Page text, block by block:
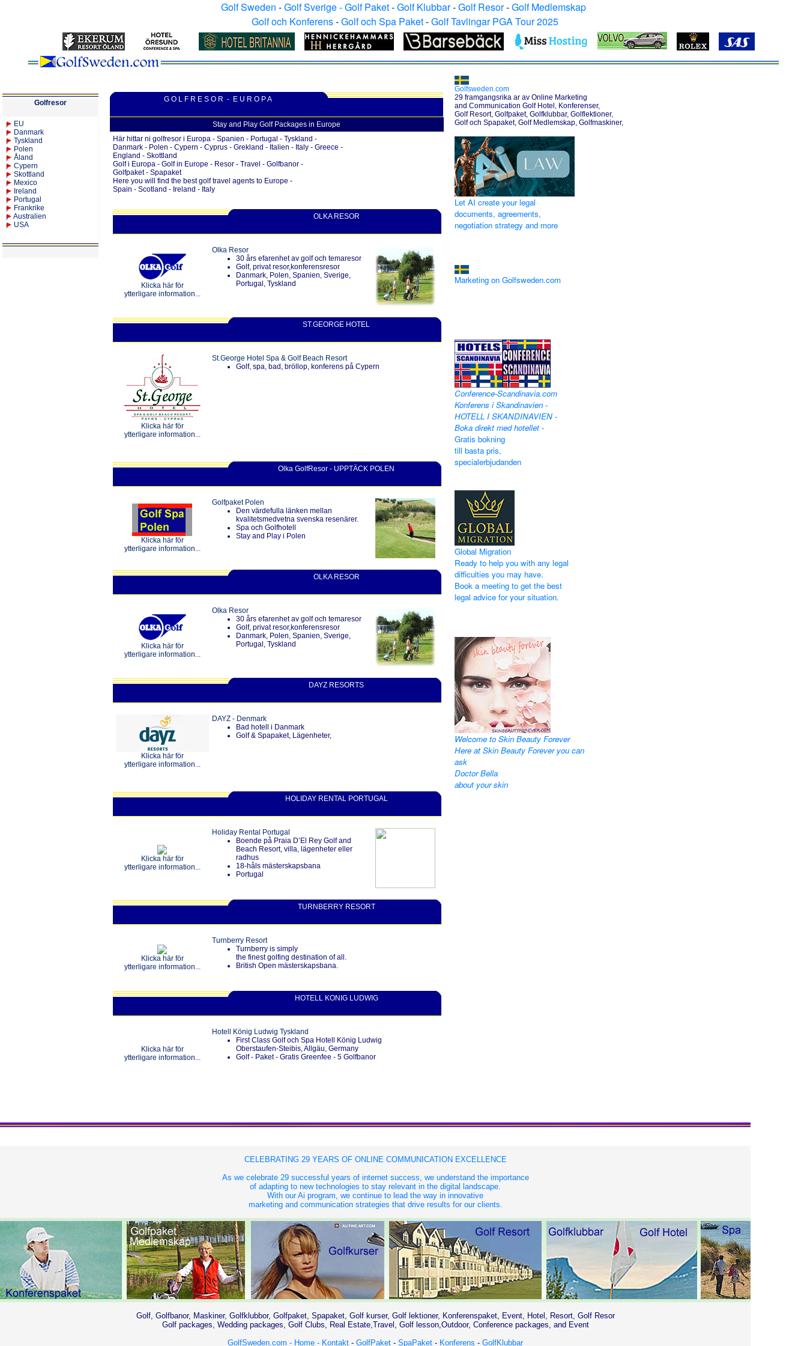
Golf Sweden -Golf Sverige - Golf Paket-Golf Klubbar-Golf Resor-Golf Medlemskap
Golf och Konferens-Golf och Spa Paket-Golf Tavlingar PGA Tour 2025
Golfresor
EU
Danmark
Tyskland
Polen
Åland
Cypern
Skottland
Mexico
Ireland
Portugal
Frankrike
Australien
USA
G O L F R E S O R - E U R O P A
Stay and Play Golf Packages in Europe
Här hittar ni golfresor i Europa - Spanien - Portugal - Tyskland -
Danmark - Polen - Cypern - Cyprus - Grekland - Italien - Italy - Greece -
England - Skottland
Golf i Europa - Golf in Europe - Resor - Travel - Golfbanor -
Golfpaket - Spapaket
Here you will find the best golf travel agents to Europe -
Spain - Scotland - Ireland - Italy
OLKA RESOR
Klicka här för
ytterligare information...
Olka Resor
30 års efarenhet av golf och temaresor
Golf, privat resor,konferensresor
Danmark, Polen, Spanien, Sverige,
Portugal, Tyskland
ST.GEORGE HOTEL
Klicka här för
ytterligare information...
St.George Hotel Spa & Golf Beach Resort
Golf, spa, bad, bröllop, konferens på Cypern
Olka GolfResor - UPPTÄCK POLEN
Klicka här för
ytterligare information...
Golfpaket Polen
Den värdefulla länken mellan
kvalitetsmedvetna svenska resenärer.
Spa och Golfhotell
Stay and Play i Polen
OLKA RESOR
Klicka här för
ytterligare information...
Olka Resor
30 års efarenhet av golf och temaresor
Golf, privat resor,konferensresor
Danmark, Polen, Spanien, Sverige,
Portugal, Tyskland
DAYZ RESORTS
Klicka här för
ytterligare information...
DAYZ - Denmark
Bad hotell i Danmark
Golf & Spapaket, Lägenheter,
HOLIDAY RENTAL PORTUGAL
Klicka här för
ytterligare information...
Holiday Rental Portugal
Boende på Praia D’El Rey Golf and
Beach Resort, villa, lägenheter eller
radhus
18-håls mästerskapsbana
Portugal
TURNBERRY RESORT
Klicka här för
ytterligare information...
Turnberry Resort
Turnberry is simply
the finest golfing destination of all.
British Open mästerskapsbana.
HOTELL KONIG LUDWIG
Klicka här för
ytterligare information...
Hotell König Ludwig Tyskland
First Class Golf och Spa Hotell König Ludwig
Oberstaufen-Steibis, Allgäu, Germany
Golf - Paket - Gratis Greenfee - 5 Golfbanor
Golfsweden.com
29 framgangsrika ar av Online Marketing
and Communication Golf Hotel, Konferenser,
Golf Resort, Golfpaket, Golfklubbar, Golflektioner,
Golf och Spapaket, Golf Medlemskap, Golfmaskiner,
Let AI create your legal
documents, agreements,
negotiation strategy and more
Marketing on Golfsweden.com
Conference-Scandinavia.com
Konferens i Skandinavien -
HOTELL I SKANDINAVIEN -
Boka direkt med hotellet-
Gratis bokning
till basta pris,
specialerbjudanden
Global Migration
Ready to help you with any legal
difficulties you may have.
Book a meeting to get the best
legal advice for your situation.
Welcome to Skin Beauty Forever
Here at Skin Beauty Forever you can
ask
Doctor Bella
about your skin
CELEBRATING 29 YEARS OF ONLINE COMMUNICATION EXCELLENCE
As we celebrate 29 successful years of internet success, we understand the importance
of adapting to new technologies to stay relevant in the digital landscape.
With our Ai program, we continue to lead the way in innovative
marketing and communication strategies that drive results for our clients.
Golf, Golfbanor, Maskiner, Golfklubbor, Golfpaket, Spapaket, Golf kurser, Golf lektioner, Konferenspaket, Event, Hotel, Resort, Golf Resor
Golf packages, Wedding packages, Golf Clubs, Real Estate,Travel, Golf lesson,Outdoor, Conference packages, and Event
GolfSweden.com - Home - Kontakt - GolfPaket - SpaPaket - Konferens - GolfKlubbar